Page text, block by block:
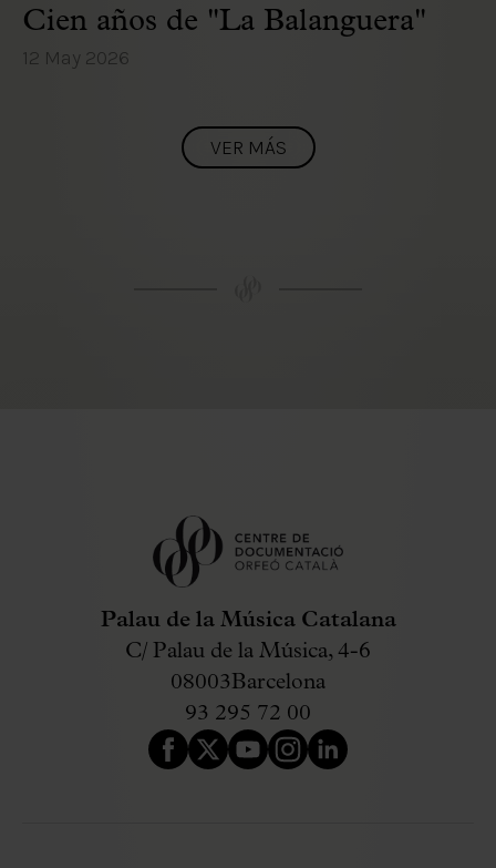
Cien años de "La Balanguera"
12 May 2026
VER MÁS
Palau de la Música Catalana
C/ Palau de la Música, 4-6
08003Barcelona
93 295 72 00